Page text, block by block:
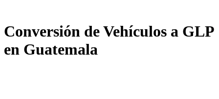
Conversión de Vehículos a GLP
en Guatemala